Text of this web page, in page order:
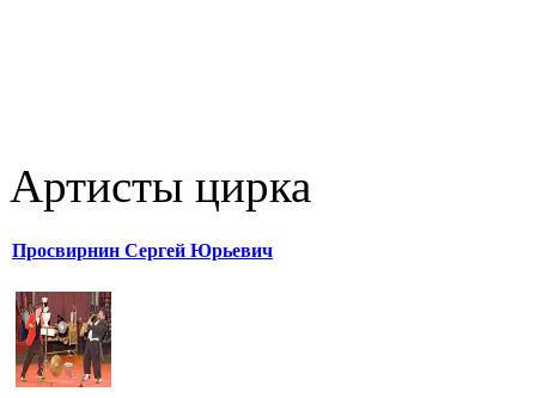
Артисты цирка
Просвирнин Сергей Юрьевич